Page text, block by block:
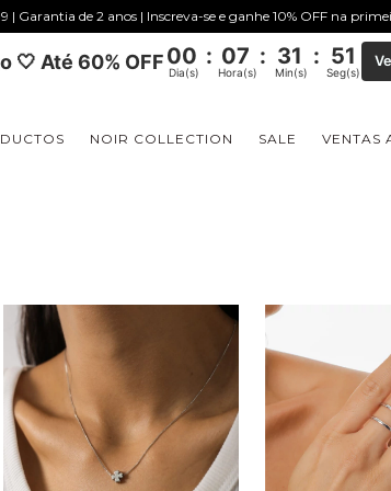
| Garantia de 2 anos | Inscreva-se e ganhe 10% OFF na
🤍 Até 60% OFF00 : 07 : 31 : 50
Dia(s) Hora(s) Min(s) Seg(s)
NOIR COLLECTION SALE VENTAS